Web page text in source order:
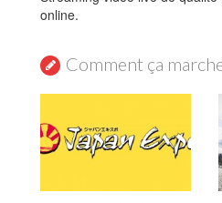
online.
Comment ça